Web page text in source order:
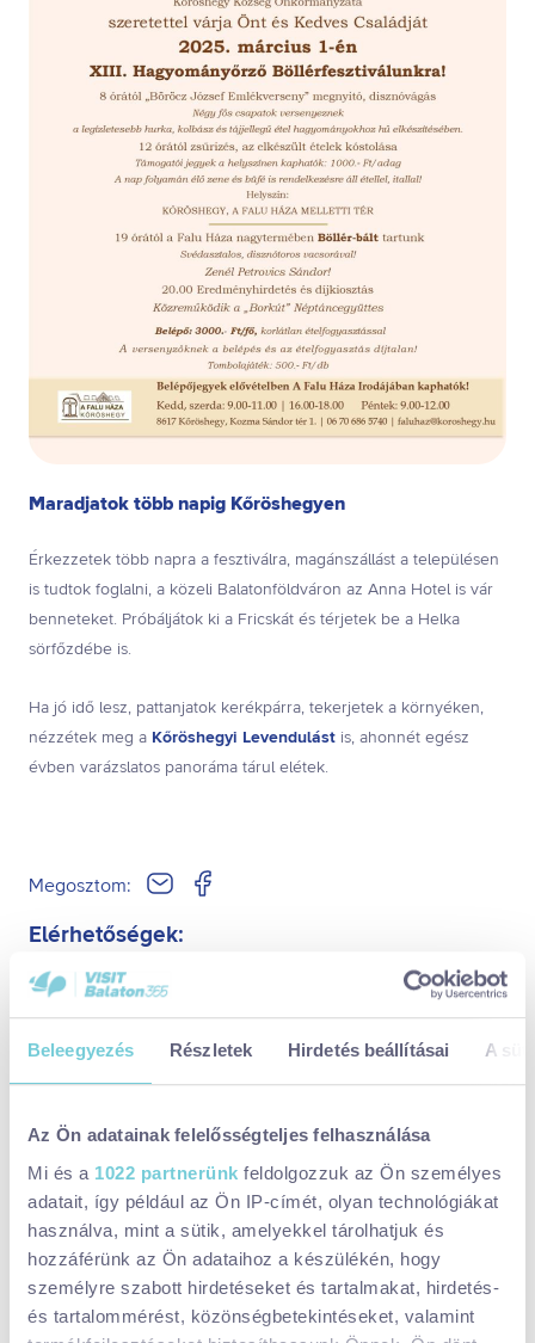
Beleegyezés Részletek Hirdetés beállításai A
Az Ön adatainak felelősségteljes felhasználása
Mi és a 1022 partnerünk feldolgozzuk az Ön személyes
adatait, így például az Ön IP-címét, olyan technológiákat
használva, mint a sütik, amelyekkel tárolhatjuk és
hozzáférünk az Ön adataihoz a készülékén, hogy
személyre szabott hirdetéseket és tartalmakat, hirdetés-
és tartalommérést, közönségbetekintéseket, valamint
Maradjatok több napig Kőröshegyen
Érkezzetek több napra a fesztiválra, magánszállást a településen
is tudtok foglalni, a közeli Balatonföldváron az Anna Hotel is vár
benneteket. Próbáljátok ki a Fricskát és térjetek be a Helka
sörfőzdébe is.
Ha jó idő lesz, pattanjatok kerékpárra, tekerjetek a környéken,
nézzétek meg a Kőröshegyi Levendulást is, ahonnét egész
évben varázslatos panoráma tárul elétek.
Megosztom:
Elérhetőségek:
(70) 686 5740
8617 Kőröshegy, Kozma Sándor tér 1.
Facebook:
https://www.facebook.com/events/11735650
Időpontok:
Dátum: 2025. márc. 1., szombat
FESZTIVÁL GASZTRO GYEREKEKKEL